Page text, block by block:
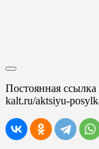
Постоянная
kalt.ru/aktsiyu-